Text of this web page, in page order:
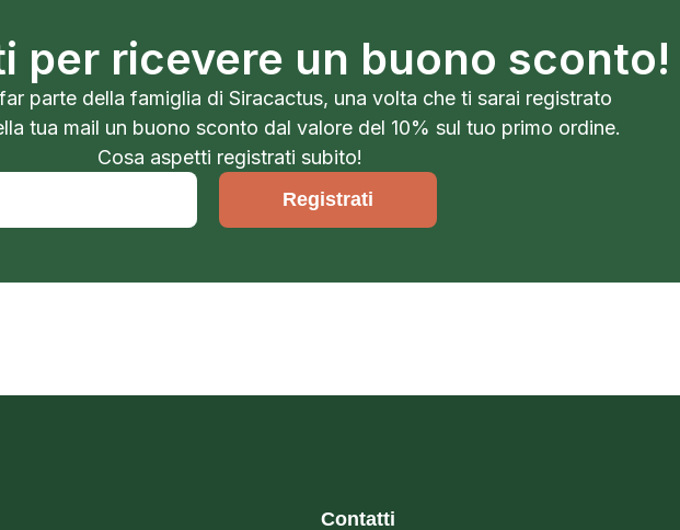
per ricevere un buono sconto!
parte della famiglia di Siracactus, una volta che ti sarai registrato
tua mail un buono sconto dal valore del 10% sul tuo primo ordine.
Cosa aspetti registrati subito!
Registrati
Contatti